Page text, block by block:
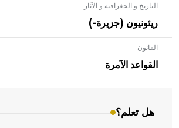
التاريخ و الجغرافية و الآثار
ريئونيون (جزيرة-)
القانون
القواعد الآمرة
هل تعلم؟
- هل تعلم أن الأبلق نوع من الفنون
بالعمارة الإسلامية في بلاد الشام ومصر
المعمار على بناء مداميكه وخاصة في الواجهات